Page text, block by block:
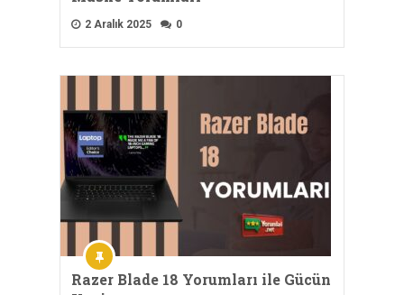
2 Aralık 2025 0
Razer Blade 18 Yorumları ile Gücün